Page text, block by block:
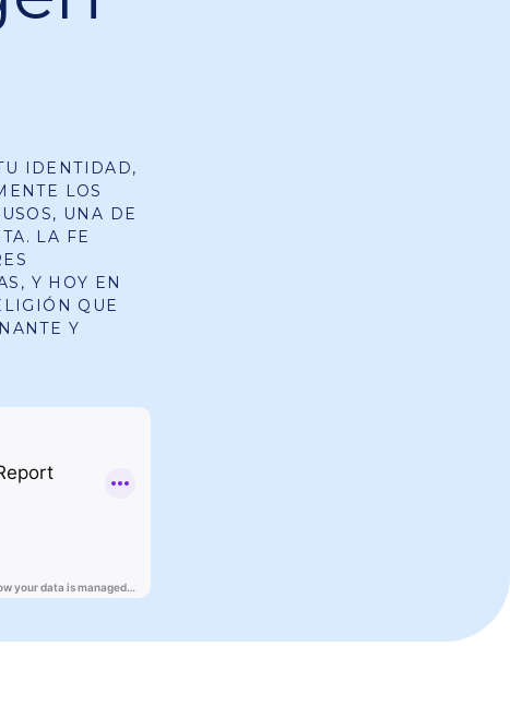
IDENTIDAD,
LOS
UNA DE
LA FE
Y HOY EN
QUE
Y